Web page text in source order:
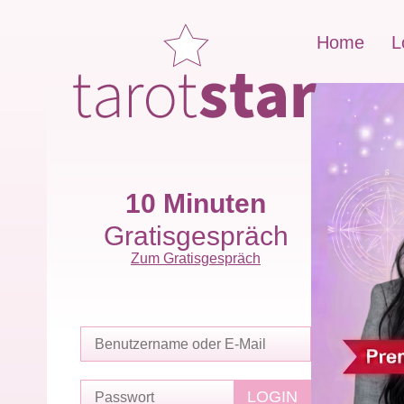
Home
10 Minuten
Gratisgespräch
Zum Gratisgespräch